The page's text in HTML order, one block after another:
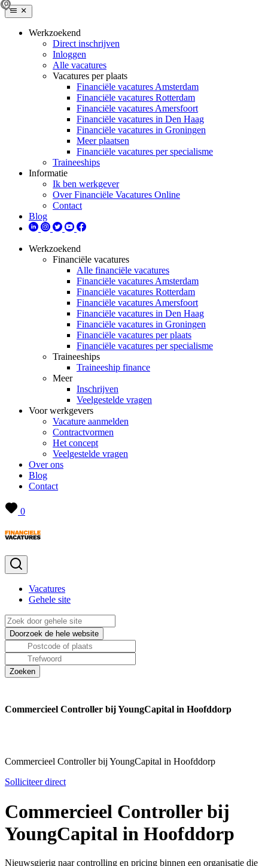
Werkzoekend
Direct inschrijven
Inloggen
Alle vacatures
Vacatures per plaats
Financiële vacatures Amsterdam
Financiële vacatures Rotterdam
Financiële vacatures Amersfoort
Financiële vacatures in Den Haag
Financiële vacatures in Groningen
Meer plaatsen
Financiële vacatures per specialisme
Traineeships
Informatie
Ik ben werkgever
Over Financiële Vacatures Online
Contact
Blog
Werkzoekend
Financiële vacatures
Alle financiële vacatures
Financiële vacatures Amsterdam
Financiële vacatures Rotterdam
Financiële vacatures Amersfoort
Financiële vacatures in Den Haag
Financiële vacatures in Groningen
Financiële vacatures per plaats
Financiële vacatures per specialisme
Traineeships
Traineeship finance
Meer
Inschrijven
Veelgestelde vragen
Voor werkgevers
Vacature aanmelden
Contractvormen
Het concept
Veelgestelde vragen
Over ons
Blog
Contact
0
Vacatures
Gehele site
Commercieel Controller bij YoungCapital in Hoofddorp
Commercieel Controller bij YoungCapital in Hoofddorp
Solliciteer direct
Commercieel Controller bij
YoungCapital in Hoofddorp
Nieuwsgierig naar controlling en pricing binnen een organisatie die